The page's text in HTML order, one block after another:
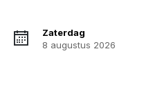
Zaterdag
8 augustus 2026